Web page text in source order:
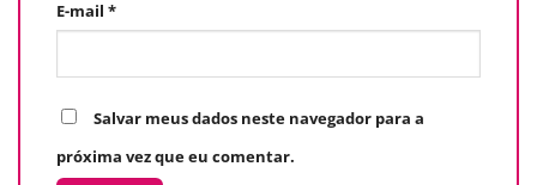
E-mail *
Salvar meus dados neste navegador para a
próxima vez que eu comentar.